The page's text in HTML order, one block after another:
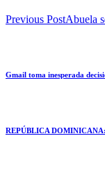
Previous PostAbuela
Gmail toma inesperada
REPÚBLICA DOMINICANA: